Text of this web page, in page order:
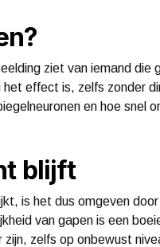
ziet van iemand die
effect is, zelfs zonder
en hoe snel
blijft
is het dus omgeven
van gapen is een
zelfs op onbewust